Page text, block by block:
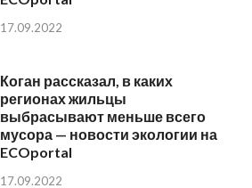
17.09.2022
Коган рассказал, в каких
регионах жильцы
выбрасывают меньше всего
мусора — новости экологии на
ECOportal
17.09.2022